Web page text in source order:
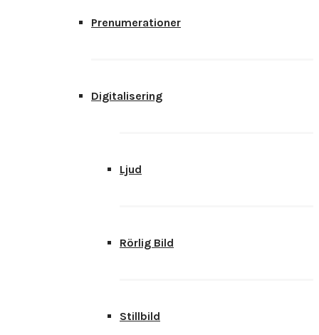
Prenumerationer
Digitalisering
Ljud
Rörlig Bild
Stillbild